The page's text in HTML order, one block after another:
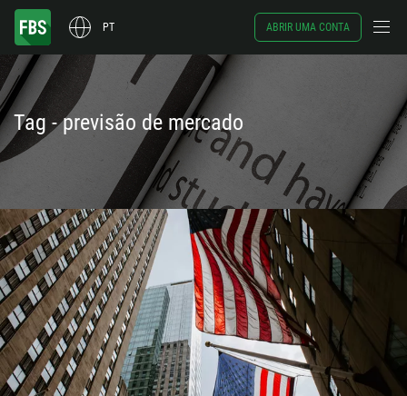
PT ABRIR UMA CONTA
Tag - previsão de mercado